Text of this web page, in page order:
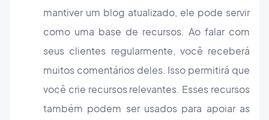
mantiver um blog atualizado, ele pode servir
como uma base de recursos. Ao falar com
seus clientes regularmente, você receberá
muitos comentários deles. Isso permitirá que
você crie recursos relevantes. Esses recursos
também podem ser usados ​​para apoiar as